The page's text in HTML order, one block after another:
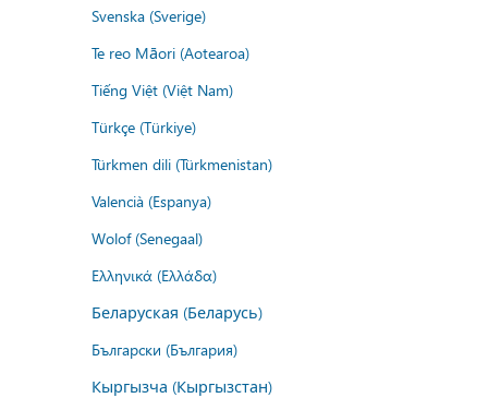
Svenska (Sverige)
Te reo Māori (Aotearoa)
Tiếng Việt (Việt Nam)
Türkçe (Türkiye)
Türkmen dili (Türkmenistan)
Valencià (Espanya)
Wolof (Senegaal)
Ελληνικά (Ελλάδα)
Беларуская (Беларусь)
Български (България)
Кыргызча (Кыргызстан)